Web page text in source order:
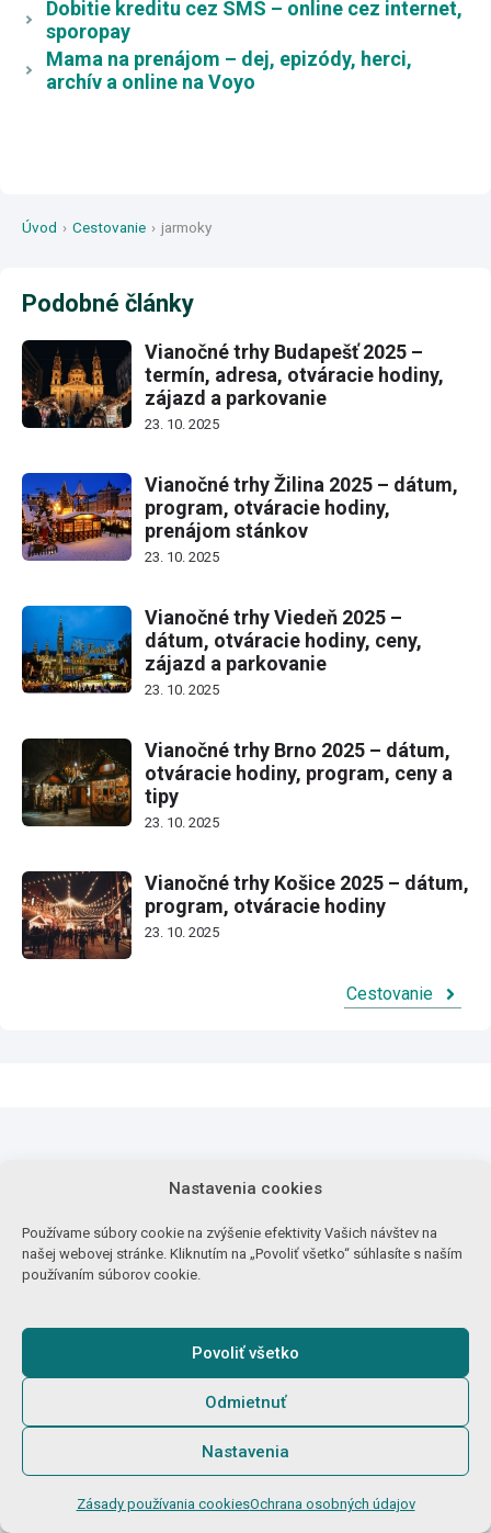
Nastavenia cookies
Používame súbory cookie na zvýšenie efektivity Vašich návštev na
našej webovej stránke. Kliknutím na „Povoliť všetko“ súhlasíte s naším
používaním súborov cookie.
Povoliť všetko
Odmietnuť
Nastavenia
Zásady používania cookiesOchrana osobných údajov
Dobitie kreditu cez SMS – online cez internet,
sporopay
Mama na prenájom – dej, epizódy, herci,
archív a online na Voyo
Úvod › Cestovanie › jarmoky
Podobné články
Vianočné trhy Budapešť 2025 –
termín, adresa, otváracie hodiny,
zájazd a parkovanie
23. 10. 2025
Vianočné trhy Žilina 2025 – dátum,
program, otváracie hodiny,
prenájom stánkov
23. 10. 2025
Vianočné trhy Viedeň 2025 –
dátum, otváracie hodiny, ceny,
zájazd a parkovanie
23. 10. 2025
Vianočné trhy Brno 2025 – dátum,
otváracie hodiny, program, ceny a
tipy
23. 10. 2025
Vianočné trhy Košice 2025 – dátum,
program, otváracie hodiny
23. 10. 2025
Cestovanie
Najnovšie články